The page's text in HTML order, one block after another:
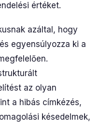
értéket.
azáltal, hogy
egyensúlyozza ki a
az olyan
a hibás címkézés,
késedelmek,